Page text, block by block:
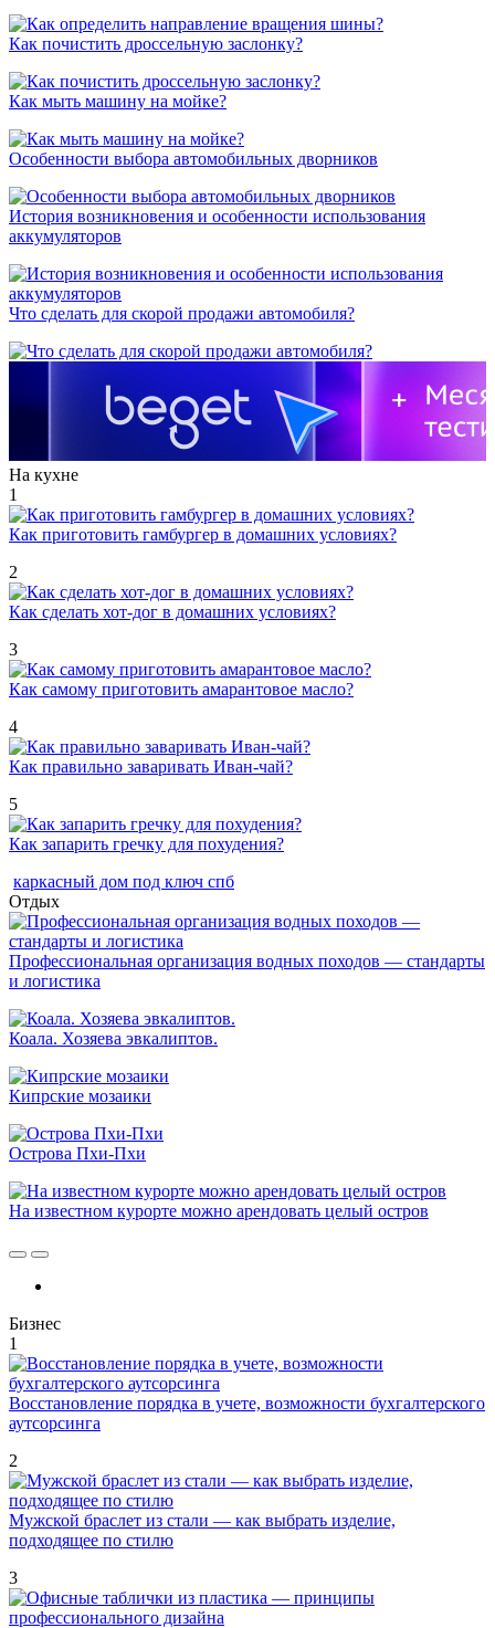
Как почистить дроссельную заслонку?
Как мыть машину на мойке?
Особенности выбора автомобильных дворников
История возникновения и особенности использования
аккумуляторов
Что сделать для скорой продажи автомобиля?
На кухне
1
Как приготовить гамбургер в домашних условиях?
2
Как сделать хот-дог в домашних условиях?
3
Как самому приготовить амарантовое масло?
4
Как правильно заваривать Иван-чай?
5
Как запарить гречку для похудения?
каркасный дом под ключ спб
Отдых
Профессиональная организация водных походов — стандарты
и логистика
Коала. Хозяева эвкалиптов.
Кипрские мозаики
Острова Пхи-Пхи
На известном курорте можно арендовать целый остров
Бизнес
1
Восстановление порядка в учете, возможности бухгалтерского
аутсорсинга
2
Мужской браслет из стали — как выбрать изделие,
подходящее по стилю
3